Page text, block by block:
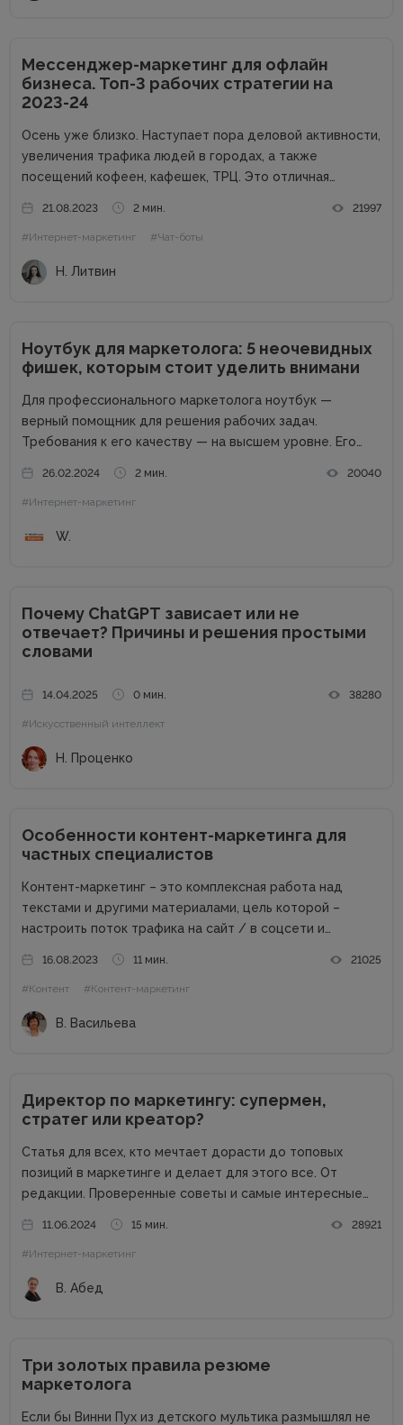
Мессенджер-маркетинг для офлайн
бизнеса. Топ-3 рабочих стратегии на
2023-24
Осень уже близко. Наступает пора деловой активности,
увеличения трафика людей в городах, а также
посещений кофеен, кафешек, ТРЦ. Это отличная
увеличить прибыль. Но конкуренция на данном рынке
высока, поэтому расслабляться не стоит. Как привлечь
клиентов...
21.08.2023 2 мин. 21997
#Интернет-маркетинг #Чат-боты
Н. Литвин
Ноутбук для маркетолога: 5 неочевидных
фишек, которым стоит уделить внимани
Для профессионального маркетолога ноутбук —
верный помощник для решения рабочих задач.
Требования к его качеству — на высшем уровне. Его
успехам. Добротный комплект «железа» — даже не
обсуждается. Без продвинутого процессора, топовой
26.02.2024 2 мин. 20040
#Интернет-маркетинг
W.
Почему ChatGPT зависает или не
отвечает? Причины и решения простыми
словами
14.04.2025 0 мин. 38280
#Искусственный интеллект
Н. Проценко
Особенности контент-маркетинга для
частных специалистов
Контент-маркетинг – это комплексная работа над
текстами и другими материалами, цель которой –
настроить поток трафика на сайт / в соцсети и
маркетинге для компаний в сети много. А вот как быть
частным специалистам, которые...
16.08.2023 11 мин. 21025
#Контент #Контент-маркетинг
В. Васильева
Директор по маркетингу: супермен,
стратег или креатор?
Статья для всех, кто мечтает дорасти до топовых
позиций в маркетинге и делает для этого все. От
редакции. Проверенные советы и самые интересные
на наш телеграм-канал и получайте каждую неделю
новую порцию...
11.06.2024 15 мин. 28921
#Интернет-маркетинг
В. Абед
Три золотых правила резюме
маркетолога
Если бы Винни Пух из детского мультика размышлял не